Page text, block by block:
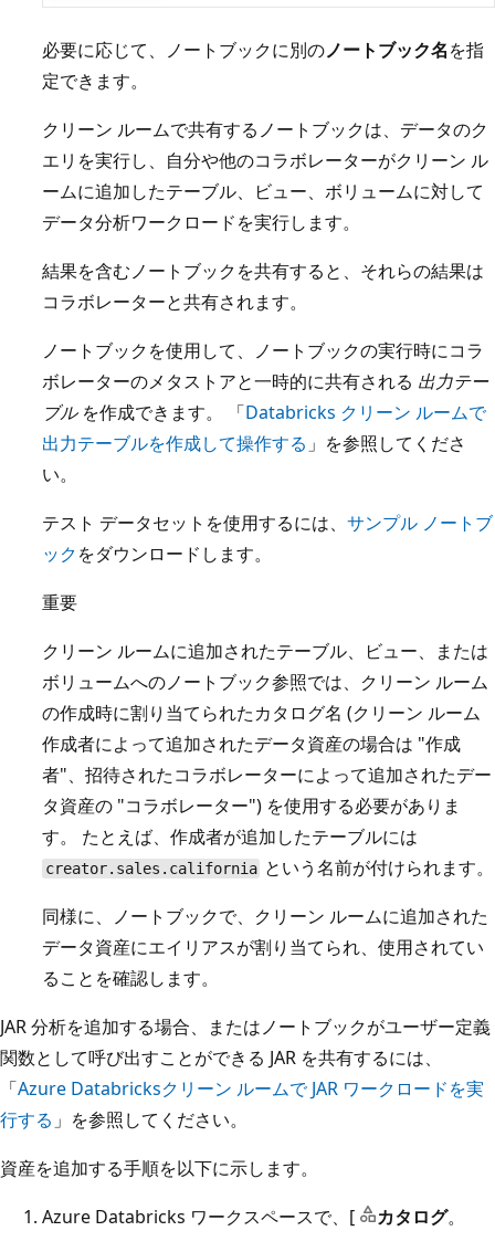
必要に応じて、ノートブックに別のノートブック名を指
定できます。
クリーン ルームで共有するノートブックは、データのク
エリを実行し、自分や他のコラボレーターがクリーン ル
ームに追加したテーブル、ビュー、ボリュームに対して
データ分析ワークロードを実行します。
結果を含むノートブックを共有すると、それらの結果は
コラボレーターと共有されます。
ノートブックを使用して、ノートブックの実行時にコラ
ボレーターのメタストアと一時的に共有される 出力テー
ブルを作成できます。 「Databricks クリーン ルームで
出力テーブルを作成して操作する 」を参照してくださ
い。
テスト データセットを使用するには、 サンプル ノートブ
ックをダウンロードします。
重要
クリーン ルームに追加されたテーブル、ビュー、または
ボリュームへのノートブック参照では、クリーン ルーム
の作成時に割り当てられたカタログ名 (クリーン ルーム
作成者によって追加されたデータ資産の場合は "作成
者"、招待されたコラボレーターによって追加されたデー
タ資産の "コラボレーター") を使用する必要がありま
す。 たとえば、作成者が追加したテーブルには
creator.sales.california という名前が付けられます。
同様に、ノートブックで、クリーン ルームに追加された
データ資産にエイリアスが割り当てられ、使用されてい
ることを確認します。
JAR 分析を追加する場合、またはノートブックがユーザー定義
関数として呼び出すことができる JAR を共有するには、
「Azure Databricksクリーン ルームで JAR ワークロードを実
行する 」を参照してください。
資産を追加する手順を以下に示します。
Azure Databricks ワークスペースで、[
カタログ。